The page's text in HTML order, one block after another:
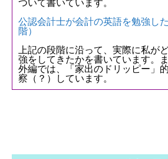
ついて書いています。
公認会計士が会計の英語を勉強し
階）
上記の段階に沿って、実際に私が
強をしてきたかを書いています。
外編では、「家出のドリッピー」
察（？）しています。